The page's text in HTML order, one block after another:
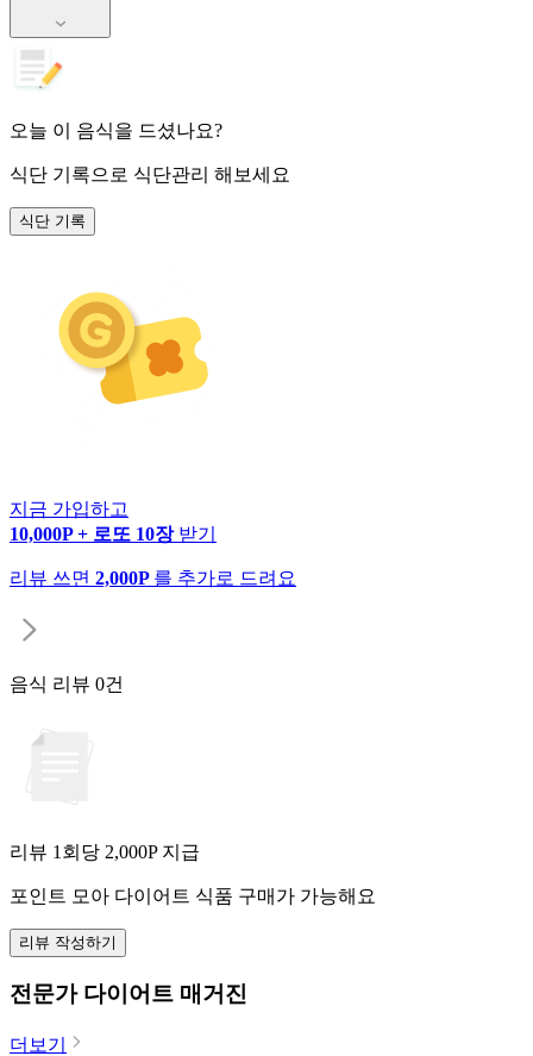
오늘 이 음식을 드셨나요?
식단 기록으로 식단관리 해보세요
식단 기록
지금 가입하고
10,000P + 로또 10장 받기
리뷰 쓰면 2,000P 를 추가로 드려요
음식 리뷰 0건
리뷰 1회당 2,000P 지급
포인트 모아 다이어트 식품 구매가 가능해요
리뷰 작성하기
전문가 다이어트 매거진
더보기